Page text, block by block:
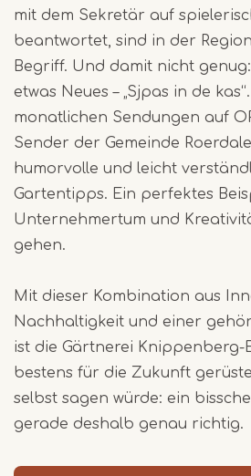
mit dem Sekretär auf
beantwortet, sind in der
Begriff. Und damit nicht
etwas Neues – „Sjpas in de
monatlichen Sendungen auf
Sender der Gemeinde
humorvolle und leicht
Gartentipps. Ein perfektes
Unternehmertum und
gehen.
Mit dieser Kombination aus
Nachhaltigkeit und einer
ist die Gärtnerei Knippenberg-
bestens für die Zukunft
selbst sagen würde: ein
gerade deshalb genau richtig.